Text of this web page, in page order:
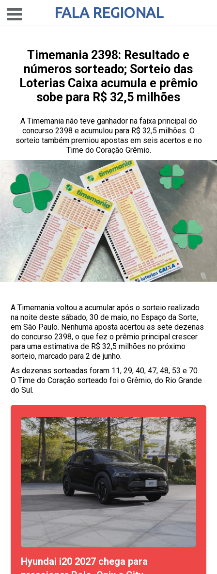
FALA REGIONAL
Timemania 2398: Resultado e
números sorteado; Sorteio das
Loterias Caixa acumula e prêmio
sobe para R$ 32,5 milhões
A Timemania não teve ganhador na faixa principal do
concurso 2398 e acumulou para R$ 32,5 milhões. O
sorteio também premiou apostas em seis acertos e no
Time do Coração Grêmio.
A Timemania voltou a acumular após o sorteio realizado
na noite deste sábado, 30 de maio, no Espaço da Sorte,
em São Paulo. Nenhuma aposta acertou as sete dezenas
do concurso 2398, o que fez o prêmio principal crescer
para uma estimativa de R$ 32,5 milhões no próximo
sorteio, marcado para 2 de junho.
As dezenas sorteadas foram 11, 29, 40, 47, 48, 53 e 70.
O Time do Coração sorteado foi o Grêmio, do Rio Grande
do Sul.
Hyundai i20 2027 chega para